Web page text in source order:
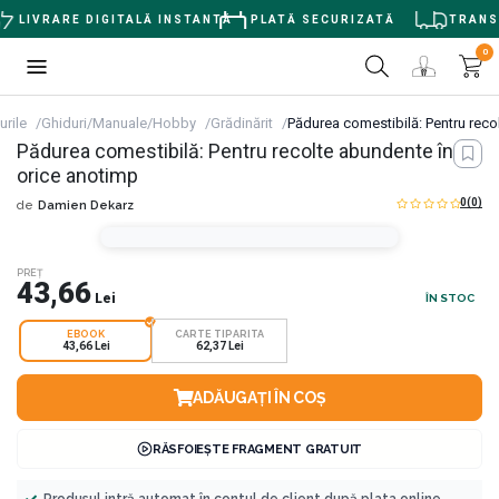
LIVRARE DIGITALĂ INSTANTĂ PLATĂ SECURIZATĂ
0
Ghiduri/Manuale/Hobby Grădinărit Pădurea comestibilă: Pentru
Pădurea comestibilă: Pentru recolte abundente în
orice anotimp
de Damien Dekarz 0(0)
PREȚ
43,66 Lei ÎN STOC
EBOOK
43,66 Lei
CARTE TIPARITA
62,37 Lei
ADĂUGAȚI ÎN COȘ
RĂSFOIEȘTE FRAGMENT GRATUIT